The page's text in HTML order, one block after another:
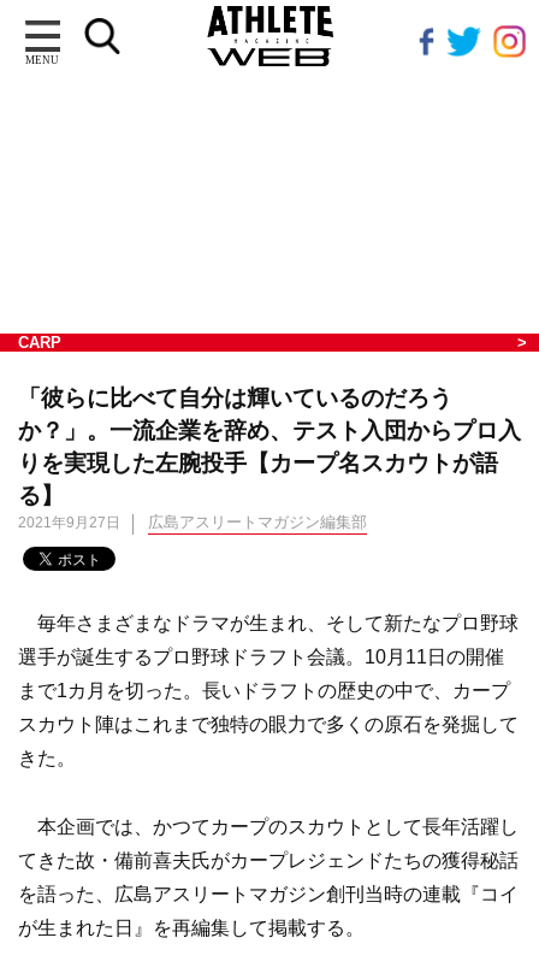
MENU
CARP
「彼らに比べて自分は輝いているのだろう
か？」。一流企業を辞め、テスト入団からプロ入
りを実現した左腕投手【カープ名スカウトが語
る】
2021年9月27日 広島アスリートマガジン編集部
毎年さまざまなドラマが生まれ、そして新たなプロ野球
選手が誕生するプロ野球ドラフト会議。10月11日の開催
まで1カ月を切った。長いドラフトの歴史の中で、カープ
スカウト陣はこれまで独特の眼力で多くの原石を発掘して
きた。
本企画では、かつてカープのスカウトとして長年活躍し
てきた故・備前喜夫氏がカープレジェンドたちの獲得秘話
を語った、広島アスリートマガジン創刊当時の連載『コイ
が生まれた日』を再編集して掲載する。